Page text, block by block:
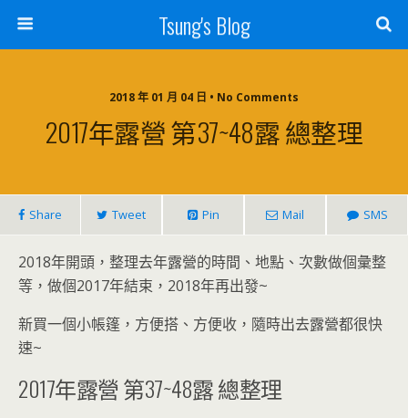
Tsung's Blog
2018 年 01 月 04 日 • No Comments
2017年露營 第37~48露 總整理
Share Tweet Pin Mail SMS
2018年開頭，整理去年露營的時間、地點、次數做個彙整
等，做個2017年結束，2018年再出發~
新買一個小帳篷，方便搭、方便收，隨時出去露營都很快
速~
2017年露營 第37~48露 總整理